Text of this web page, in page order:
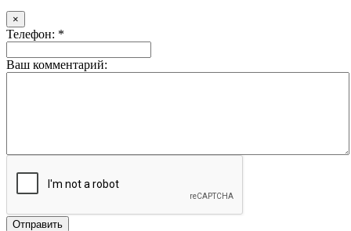
×
Телефон: *
Ваш комментарий: